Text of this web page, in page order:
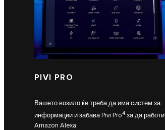
PIVI PRO
Вашето возило ќе треба да има систем за
информации и забава Pivi Pro4 за да работи
Amazon Alexa.